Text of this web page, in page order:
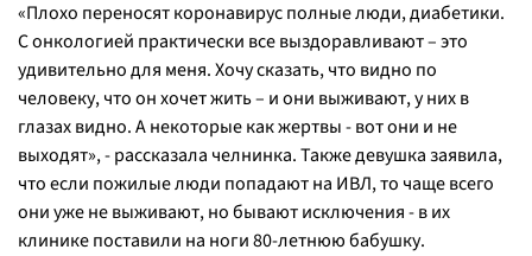
«Плохо переносят коронавирус полные люди, диабетики.
С онкологией практически все выздоравливают – это
удивительно для меня. Хочу сказать, что видно по
человеку, что он хочет жить – и они выживают, у них в
глазах видно. А некоторые как жертвы - вот они и не
выходят», - рассказала челнинка. Также девушка заявила,
что если пожилые люди попадают на ИВЛ, то чаще всего
они уже не выживают, но бывают исключения - в их
клинике поставили на ноги 80-летнюю бабушку.